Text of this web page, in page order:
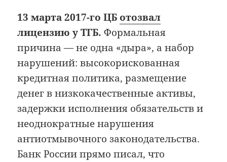
13 марта 2017-го ЦБ отозвал
лицензию у ТГБ. Формальная
причина — не одна «дыра», а набор
нарушений: высокорискованная
кредитная политика, размещение
денег в низкокачественные активы,
задержки исполнения обязательств и
неоднократные нарушения
антиотмывочного законодательства.
Банк России прямо писал, что